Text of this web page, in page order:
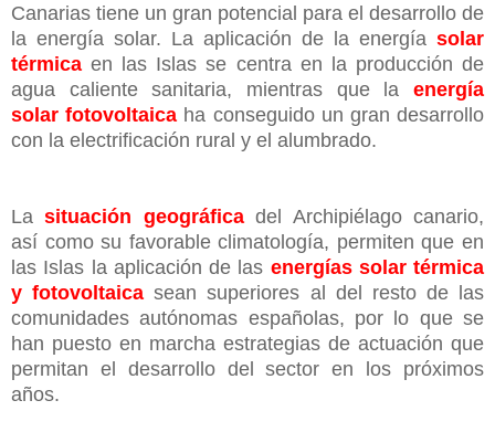
Canarias tiene un gran potencial para el desarrollo de
la energía solar. La aplicación de la energía solar
térmica en las Islas se centra en la producción de
agua caliente sanitaria, mientras que la energía
solar fotovoltaica ha conseguido un gran desarrollo
con la electrificación rural y el alumbrado.
Lasituación geográficadel Archipiélago canario,
así como su favorable climatología, permiten que en
las Islas la aplicación de las energías solar térmica
y fotovoltaica sean superiores al del resto de las
comunidades autónomas españolas, por lo que se
han puesto en marcha estrategias de actuación que
permitan el desarrollo del sector en los próximos
años.